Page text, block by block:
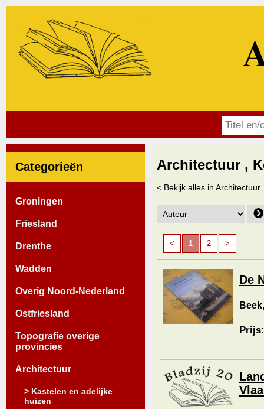
Categorieën
Groningen
Friesland
Drenthe
Wadden
Overig Noord-Nederland
Ostfriesland
Topografie overige
provincies
Architectuur
> Kastelen en adelijke
huizen
Architectuur ,
< Bekijk alles in Architectuur
< 1 2 >
De